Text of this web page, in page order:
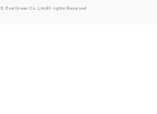
© EverGreen Co.,Ltd.All rights Reserved